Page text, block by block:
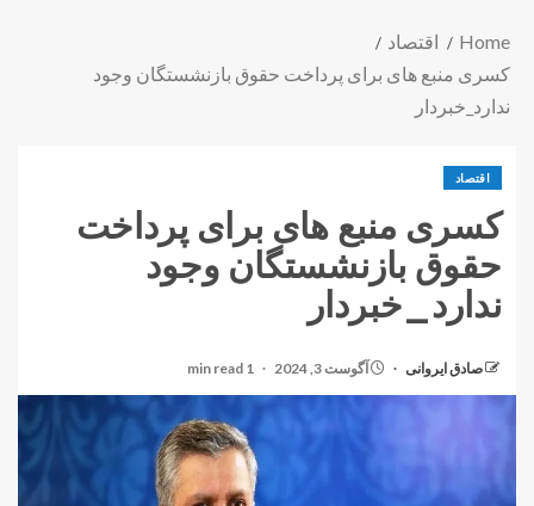
Home
اقتصاد
کسری منبع های برای پرداخت حقوق بازنشستگان وجود
ندارد_خبردار
اقتصاد
کسری منبع های برای پرداخت
حقوق بازنشستگان وجود
ندارد_خبردار
صادق ایروانی آگوست 3, 2024 1 min read